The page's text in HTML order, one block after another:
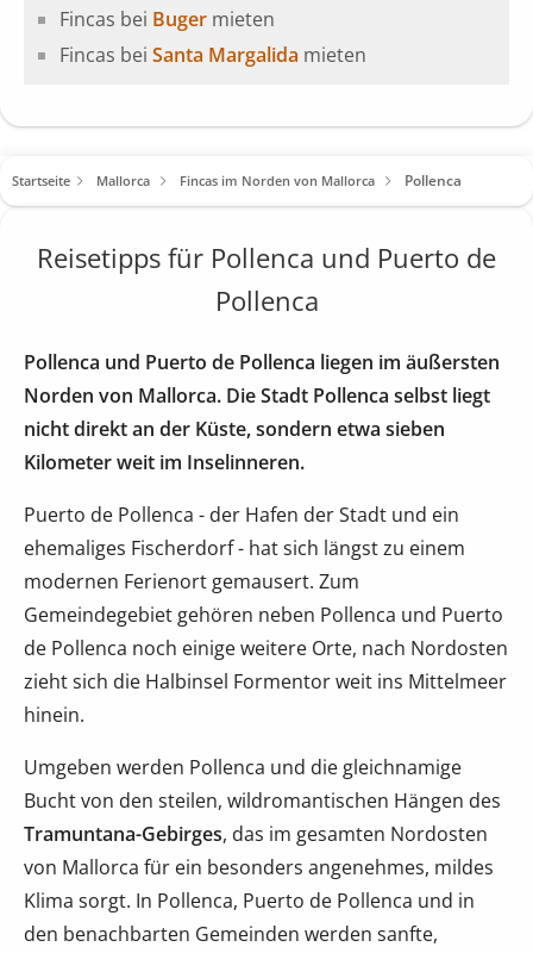
Fincas bei Buger mieten
Fincas bei Santa Margalida mieten
Startseite Mallorca Fincas im Norden von Mallorca Pollenca
Reisetipps für Pollenca und Puerto de
Pollenca
Pollenca und Puerto de Pollenca liegen im äußersten
Norden von Mallorca. Die Stadt Pollenca selbst liegt
nicht direkt an der Küste, sondern etwa sieben
Kilometer weit im Inselinneren.
Puerto de Pollenca - der Hafen der Stadt und ein
ehemaliges Fischerdorf - hat sich längst zu einem
modernen Ferienort gemausert. Zum
Gemeindegebiet gehören neben Pollenca und Puerto
de Pollenca noch einige weitere Orte, nach Nordosten
zieht sich die Halbinsel Formentor weit ins Mittelmeer
hinein.
Umgeben werden Pollenca und die gleichnamige
Bucht von den steilen, wildromantischen Hängen des
Tramuntana-Gebirges, das im gesamten Nordosten
von Mallorca für ein besonders angenehmes, mildes
Klima sorgt. In Pollenca, Puerto de Pollenca und in
den benachbarten Gemeinden werden sanfte,